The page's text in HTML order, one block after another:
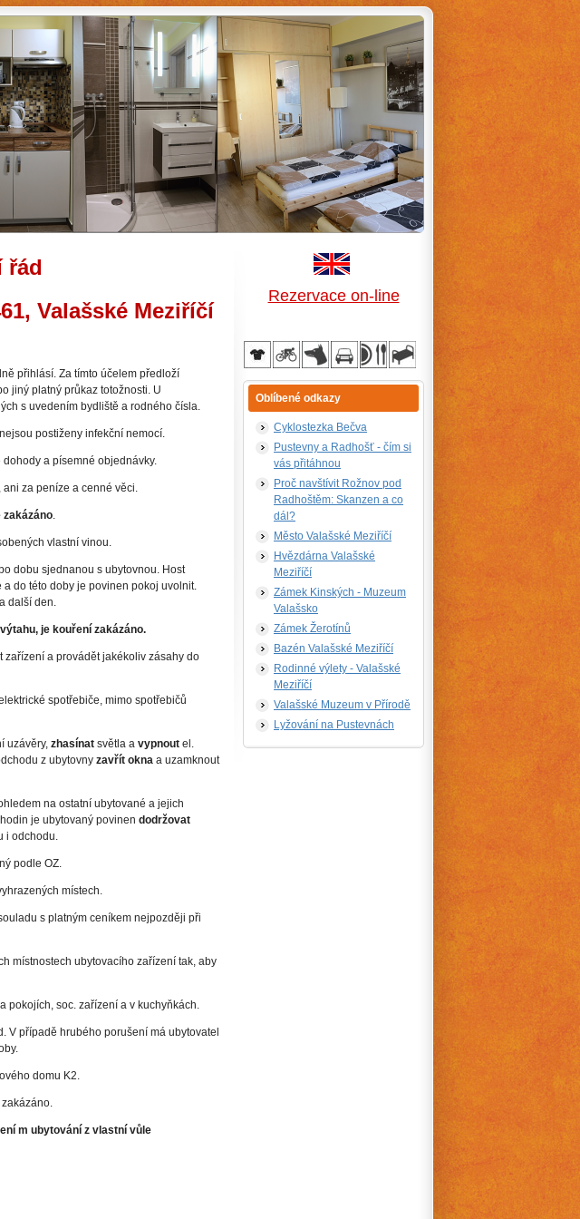
řád
Valašské Meziříčí
přihlásí. Za tímto účelem předloží
jiný platný průkaz totožnosti. U
s uvedením bydliště a rodného čísla.
postiženy infekční nemocí.
a písemné objednávky.
za peníze a cenné věci.
.
vlastní vinou.
dobu sjednanou s ubytovnou. Host
a do této doby je povinen pokoj uvolnit.
další den.
je kouření zakázáno.
a provádět jakékoliv zásahy do
spotřebiče, mimo spotřebičů
uzávěry, zhasínat světla a vypnout el.
z ubytovny zavřít okna a uzamknout
na ostatní ubytované a jejich
hodin je ubytovaný povinen dodržovat
i odchodu.
podle OZ.
místech.
s platným ceníkem nejpozději při
místnostech ubytovacího zařízení tak, aby
pokojích, soc. zařízení a v kuchyňkách.
V případě hrubého porušení má ubytovatel
domu K2.
m ubytování z vlastní vůle
Rezervace on-line
Oblíbené odkazy
Cyklostezka Bečva
Pustevny a Radhošť - čím si
vás přitáhnou
Proč navštívit Rožnov pod
Radhoštěm: Skanzen a co
dál?
Město Valašské Meziříčí
Hvězdárna Valašské
Meziříčí
Zámek Kinských - Muzeum
Valašsko
Zámek Žerotínů
Bazén Valašské Meziříčí
Rodinné výlety - Valašské
Meziříčí
Valašské Muzeum v Přírodě
Lyžování na Pustevnách